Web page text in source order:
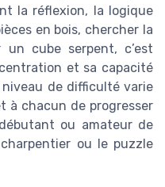
la réflexion, la logique
en bois, chercher la
un cube serpent, c’est
et sa capacité
niveau de difficulté varie
à chacun de progresser
ou amateur de
ou le puzzle